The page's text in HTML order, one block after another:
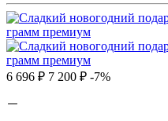
6 696 ₽ 7 200 ₽ -7%